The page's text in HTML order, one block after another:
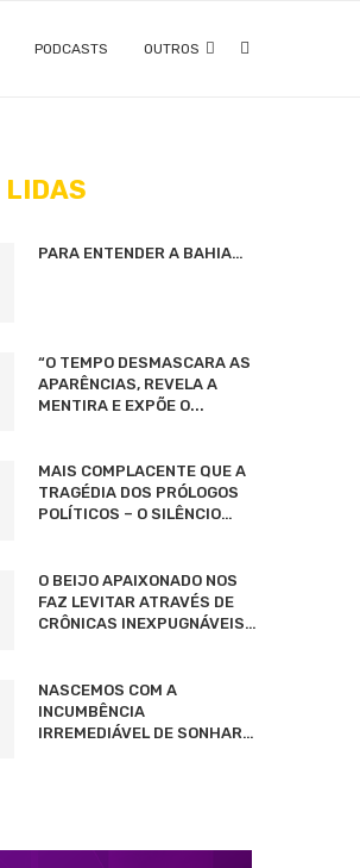
PODCASTS OUTROS
LIDAS
PARA ENTENDER A BAHIA…
“O TEMPO DESMASCARA AS
APARÊNCIAS, REVELA A
MENTIRA E EXPÕE O...
MAIS COMPLACENTE QUE A
TRAGÉDIA DOS PRÓLOGOS
POLÍTICOS – O SILÊNCIO…
O BEIJO APAIXONADO NOS
FAZ LEVITAR ATRAVÉS DE
CRÔNICAS INEXPUGNÁVEIS…
NASCEMOS COM A
INCUMBÊNCIA
IRREMEDIÁVEL DE SONHAR…